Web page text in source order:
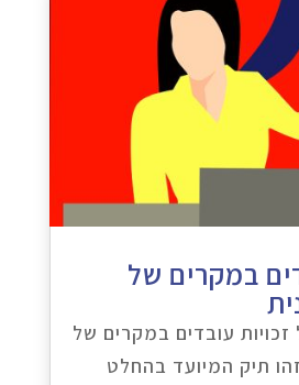
במקרים של
עובדים במקרים של
תיק המיועד בהחלט